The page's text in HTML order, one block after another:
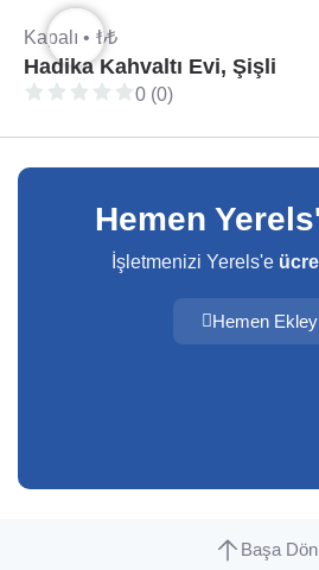
Kapalı • ₺₺
Hadika Kahvaltı Evi, Şişli
0 (0)
Hemen
İşletmenizi Yerels'e
Hemen
Başa Dön